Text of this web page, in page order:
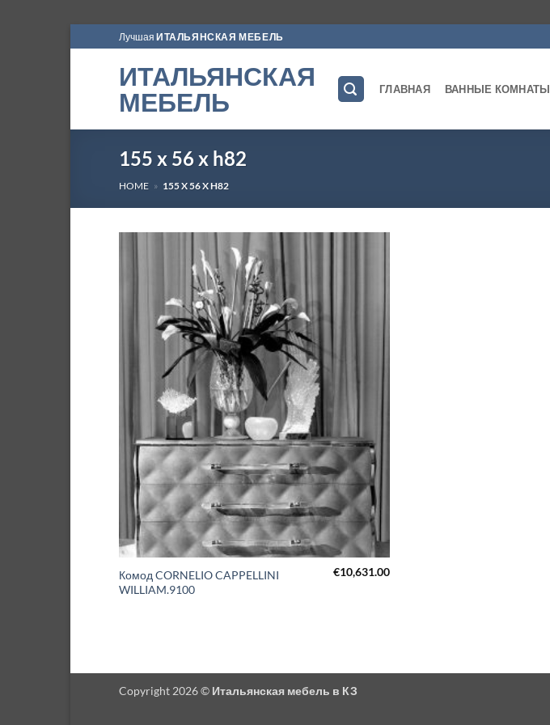
to
Лучшая ИТАЛЬЯНСКАЯ МЕБЕЛЬ
ИТАЛЬЯНСКАЯ
МЕБЕЛЬ
ГЛАВНАЯ ВАННЫЕ КОМНАТЫ
155 x 56 x h82
HOME » 155 X 56 X H82
Комод CORNELIO CAPPELLINI
WILLIAM.9100
€10,631.00
Copyright 2026 © Итальянская мебель в КЗ